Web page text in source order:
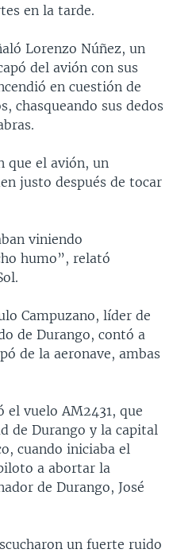
en la tarde.
Lorenzo Núñez, un
del avión con sus
en cuestión de
chasqueando sus dedos
que el avión, un
justo después de tocar
viniendo
humo”, relató
Campuzano, líder de
de Durango, contó a
de la aeronave, ambas
el vuelo AM2431, que
de Durango y la capital
cuando iniciaba el
a abortar la
de Durango, José
un fuerte ruido